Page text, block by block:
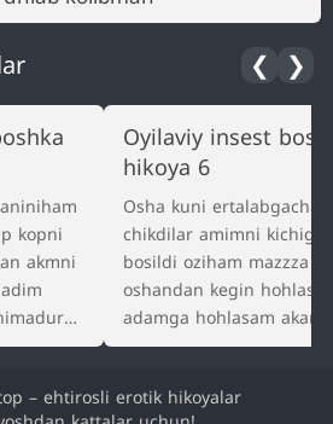
❮ ❯
kopni
akmni
bilan
Oyilaviy insest
hikoya 6
Osha kuni ertalabgacha
chikdilar amimni kichigi
bosildi oziham mazzza
oshandan kegin
adamga hohlasam
siktirar edim birovga
kelmas edi chunki
– ehtirosli erotik hikoyalar